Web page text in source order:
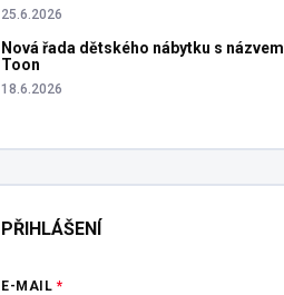
25.6.2026
Nová řada dětského nábytku s názvem
Toon
18.6.2026
PŘIHLÁŠENÍ
E-MAIL